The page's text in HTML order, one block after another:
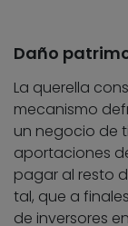
Daño
La querella
mecanismo
un negocio de
aportaciones
pagar al resto
tal, que a
de inversores